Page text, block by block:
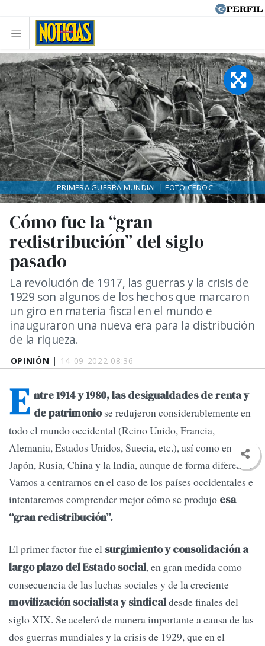
OPINIÓN | 14-09-2022 08:36
Cómo fue la “gran
redistribución” del siglo
pasado
La revolución de 1917, las guerras y la crisis de
1929 son algunos de los hechos que marcaron
un giro en materia fiscal en el mundo e
inauguraron una nueva era para la distribución
de la riqueza.
PRIMERA GUERRA MUNDIAL | FOTO:CEDOC
E ntre 1914 y 1980, las desigualdades de renta y
de patrimoniose redujeron considerablemente en
todo el mundo occidental (Reino Unido, Francia,
Alemania, Estados Unidos, Suecia, etc.), así como en
Japón, Rusia, China y la India, aunque de forma diferente.
Vamos a centrarnos en el caso de los países occidentales e
intentaremos comprender mejor cómo se produjo esa
“gran redistribución”.
El primer factor fue el surgimiento y consolidación a
largo plazo del Estado social, en gran medida como
consecuencia de las luchas sociales y de la creciente
movilización socialista y sindicaldesde finales del
siglo XIX. Se aceleró de manera importante a causa de las
dos guerras mundiales y la crisis de 1929, que en el